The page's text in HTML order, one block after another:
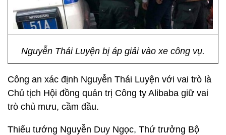
Nguyễn Thái Luyện bị áp giải vào xe công vụ.
Công an xác định Nguyễn Thái Luyện với vai trò là
Chủ tịch Hội đồng quản trị Công ty Alibaba giữ vai
trò chủ mưu, cầm đầu.
Thiếu tướng Nguyễn Duy Ngọc, Thứ trưởng Bộ